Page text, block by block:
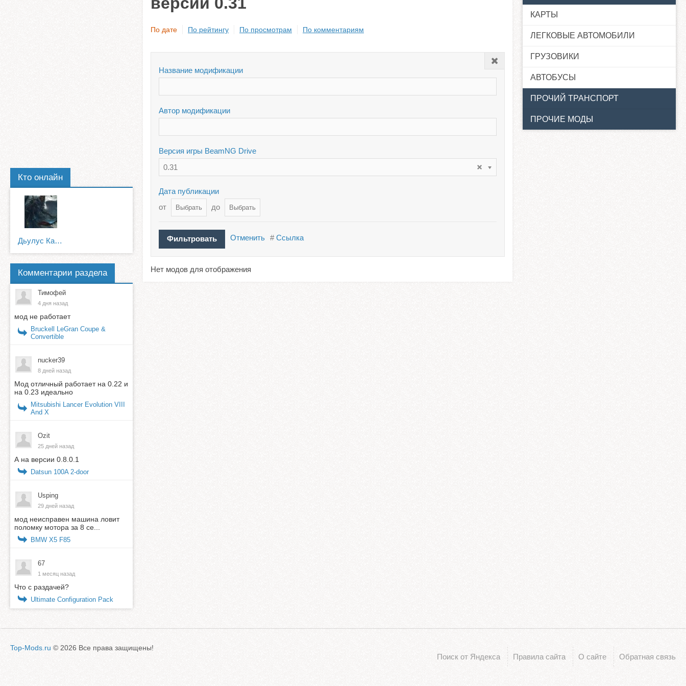
По дате По рейтингу По просмотрам По комментариям
Название модификации
Автор модификации
Версия игры BeamNG Drive
0.31
Дата публикации
от
до
Отменить #Ссылка
Нет модов для отображения
Кто онлайн
Дьулус Катанов
Комментарии раздела
Тимофей
4 дня назад
мод не работает
Bruckell LeGran Coupe &
Convertible
nucker39
8 дней назад
Мод отличный работает на 0.22 и
на 0.23 идеально
Mitsubishi Lancer Evolution VIII
And X
Ozit
25 дней назад
А на версии 0.8.0.1
Datsun 100A 2-door
Usping
29 дней назад
мод неисправен машина ловит
поломку мотора за 8 се...
BMW X5 F85
67
1 месяц назад
Что с раздачей?
Ultimate Configuration Pack
КАРТЫ
ЛЕГКОВЫЕ АВТОМОБИЛИ
ГРУЗОВИКИ
АВТОБУСЫ
ПРОЧИЙ ТРАНСПОРТ
ПРОЧИЕ МОДЫ
Поиск от Яндекса Правила сайта О сайте Обратная связь
Top-Mods.ru © 2026 Все права защищены!